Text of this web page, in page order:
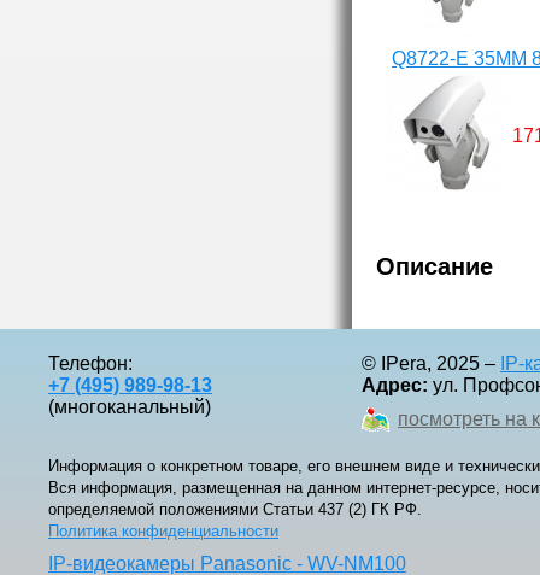
Q8722-E 35MM
Описание
Телефон:
+7 (495) 989-98-13
(многоканальный)
© IPera, 2025 – IP-
Адрес: ул.
посмотреть на
Информация о конкретном товаре, его внешнем виде и
Вся информация, размещенная на данном интернет-ресурсе,
определяемой положениями Статьи 437 (2) ГК РФ.
Политика конфиденциальности
IP-видеокамеры Panasonic - WV-NM100